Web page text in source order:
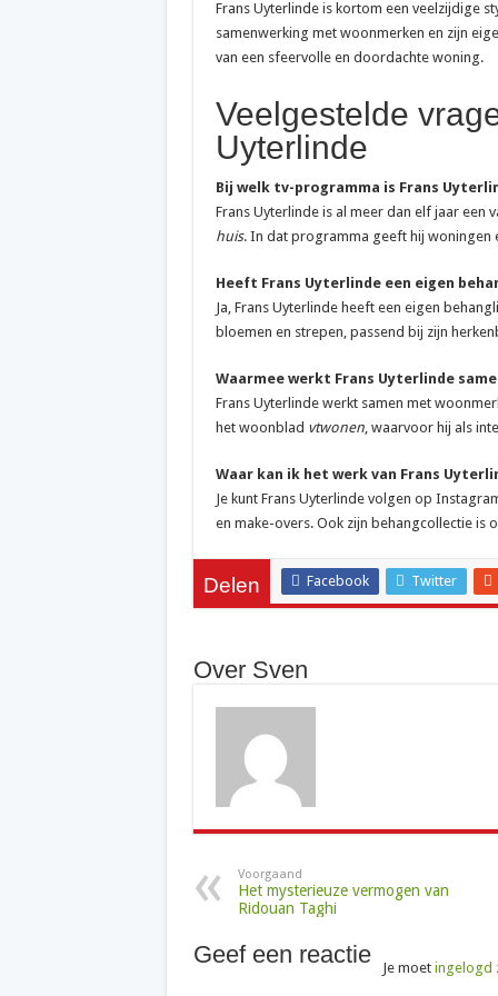
Frans Uyterlinde is kortom een veelzijdige
samenwerking met woonmerken en zijn
van een sfeervolle en doordachte woning.
Veelgestelde
Uyterlinde
Bij welk tv-programma is Frans
Frans Uyterlinde is al meer dan elf jaar een
huis. In dat programma geeft hij woningen
Heeft Frans Uyterlinde een eigen
Ja, Frans Uyterlinde heeft een eigen
bloemen en strepen, passend bij zijn
Waarmee werkt Frans Uyterlinde
Frans Uyterlinde werkt samen met
het woonblad vtwonen, waarvoor hij als
Waar kan ik het werk van Frans
Je kunt Frans Uyterlinde volgen op
en make-overs. Ook zijn behangcollectie is
Delen Facebook Twitter
Over Sven
Voorgaand
Het mysterieuze vermogen van
Ridouan Taghi
Geef een reactie Je moet ingelogd